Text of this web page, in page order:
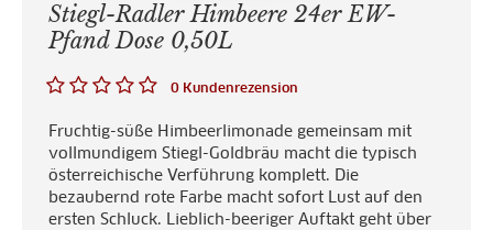
Stiegl-Radler Himbeere 24er EW-
Pfand Dose 0,50L
0 Kundenrezension
Fruchtig-süße Himbeerlimonade gemeinsam mit
vollmundigem Stiegl-Goldbräu macht die typisch
österreichische Verführung komplett. Die
bezaubernd rote Farbe macht sofort Lust auf den
ersten Schluck. Lieblich-beeriger Auftakt geht über